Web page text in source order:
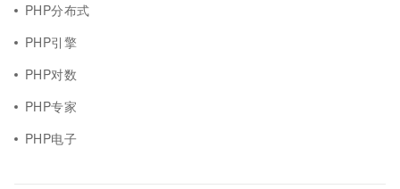
PHP分布式
PHP引擎
PHP对数
PHP专家
PHP电子